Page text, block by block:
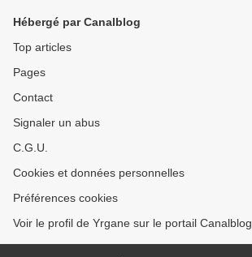
Hébergé par Canalblog
Top articles
Pages
Contact
Signaler un abus
C.G.U.
Cookies et données personnelles
Préférences cookies
Voir le profil de Yrgane sur le portail Canalblog